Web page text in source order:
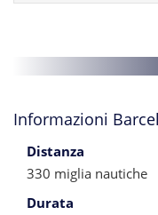
Informazioni
Distanza
330 miglia nautiche
Durata